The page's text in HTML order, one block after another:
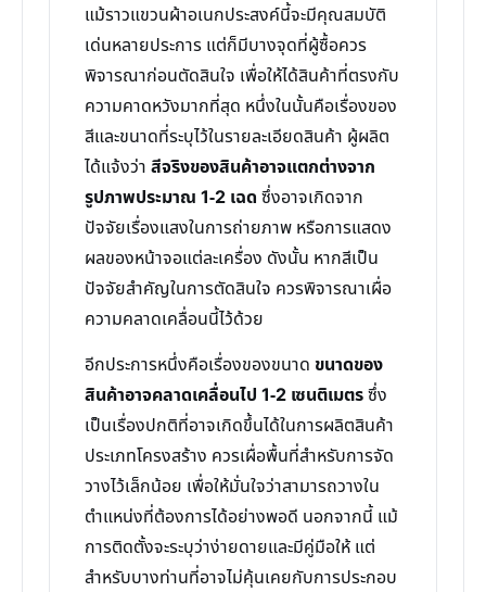
แม้ราวแขวนผ้าอเนกประสงค์นี้จะมีคุณสมบัติ
เด่นหลายประการ แต่ก็มีบางจุดที่ผู้ซื้อควร
พิจารณาก่อนตัดสินใจ เพื่อให้ได้สินค้าที่ตรงกับ
ความคาดหวังมากที่สุด หนึ่งในนั้นคือเรื่องของ
สีและขนาดที่ระบุไว้ในรายละเอียดสินค้า ผู้ผลิต
ได้แจ้งว่า สีจริงของสินค้าอาจแตกต่างจาก
รูปภาพประมาณ 1-2 เฉด ซึ่งอาจเกิดจาก
ปัจจัยเรื่องแสงในการถ่ายภาพ หรือการแสดง
ผลของหน้าจอแต่ละเครื่อง ดังนั้น หากสีเป็น
ปัจจัยสำคัญในการตัดสินใจ ควรพิจารณาเผื่อ
ความคลาดเคลื่อนนี้ไว้ด้วย
อีกประการหนึ่งคือเรื่องของขนาด ขนาดของ
สินค้าอาจคลาดเคลื่อนไป 1-2 เซนติเมตรซึ่ง
เป็นเรื่องปกติที่อาจเกิดขึ้นได้ในการผลิตสินค้า
ประเภทโครงสร้าง ควรเผื่อพื้นที่สำหรับการจัด
วางไว้เล็กน้อย เพื่อให้มั่นใจว่าสามารถวางใน
ตำแหน่งที่ต้องการได้อย่างพอดี นอกจากนี้ แม้
การติดตั้งจะระบุว่าง่ายดายและมีคู่มือให้ แต่
สำหรับบางท่านที่อาจไม่คุ้นเคยกับการประกอบ